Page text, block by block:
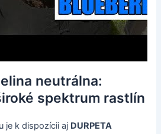
neutrálna:
spektrum rastlín
je k dispozícii aj DURPETA